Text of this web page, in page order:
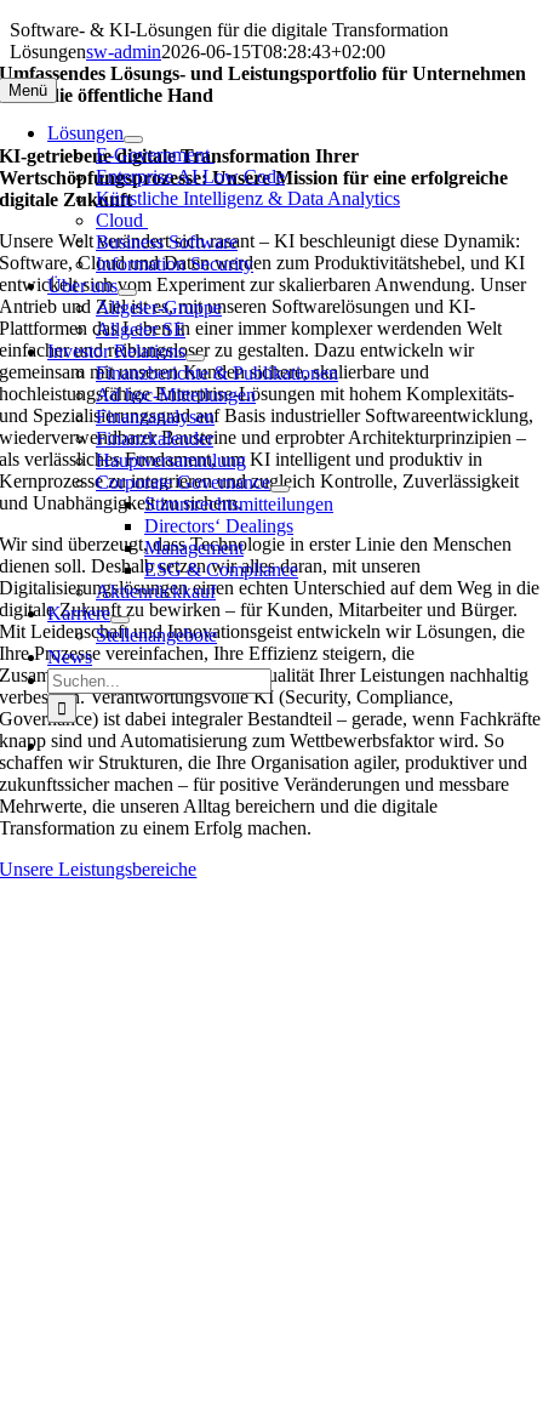
Zum
Inhalt
springen
Menü
Lösungen
E-Government
Enterprise AI Low Code
Künstliche Intelligenz & Data Analytics
Cloud
Business Software
Information Security
Über uns
Allgeier-Gruppe
Allgeier SE
Investor Relations
Finanzberichte & Publikationen
Ad hoc-Mitteilungen
Finanzanalysen
Finanzkalender
Hauptversammlung
Corporate Governance
Stimmrechtsmitteilungen
Directors‘ Dealings
Management
ESG & Compliance
Aktienrückkauf
Karriere
Stellenangebote
News
Suche
nach:
Software- & KI-Lösungen für die digitale Transformation
Lösungensw-admin2026-06-15T08:28:43+02:00
Umfassendes Lösungs- und Leistungs­portfolio für Unternehmen
sowie die öffentliche Hand
KI-getriebene digitale Transformation Ihrer
Wertschöpfungsprozesse: Unsere Mission für eine erfolgreiche
digitale Zukunft
Unsere Welt verändert sich rasant – KI beschleunigt diese Dynamik:
Software, Cloud und Daten werden zum Produktivitätshebel, und KI
entwickelt sich vom Experiment zur skalierbaren Anwendung. Unser
Antrieb und Ziel ist es, mit unseren Softwarelösungen und KI-
Plattformen das Leben in einer immer komplexer werdenden Welt
einfacher und reibungsloser zu gestalten. Dazu entwickeln wir
gemeinsam mit unseren Kunden sichere, skalierbare und
hochleistungsfähige Enterprise-Lösungen mit hohem Komplexitäts-
und Spezialisierungsgrad auf Basis industrieller Softwareentwicklung,
wiederverwendbarer Bausteine und erprobter Architekturprinzipien –
als verlässliches Fundament, um KI intelligent und produktiv in
Kernprozesse zu integrieren und zugleich Kontrolle, Zuverlässigkeit
und Unabhängigkeit zu sichern.
Wir sind überzeugt, dass Technologie in erster Linie den Menschen
dienen soll. Deshalb setzen wir alles daran, mit unseren
Digitalisierungslösungen einen echten Unterschied auf dem Weg in die
digitale Zukunft zu bewirken – für Kunden, Mitarbeiter und Bürger.
Mit Leidenschaft und Innovationsgeist entwickeln wir Lösungen, die
Ihre Prozesse vereinfachen, Ihre Effizienz steigern, die
Zusammenarbeit fördern und die Qualität Ihrer Leistungen nachhaltig
verbessern. Verantwortungsvolle KI (Security, Compliance,
Governance) ist dabei integraler Bestandteil – gerade, wenn Fachkräfte
knapp sind und Automatisierung zum Wettbewerbsfaktor wird. So
schaffen wir Strukturen, die Ihre Organisation agiler, produktiver und
zukunftssicher machen – für positive Veränderungen und messbare
Mehrwerte, die unseren Alltag bereichern und die digitale
Transformation zu einem Erfolg machen.
Unsere Leistungsbereiche